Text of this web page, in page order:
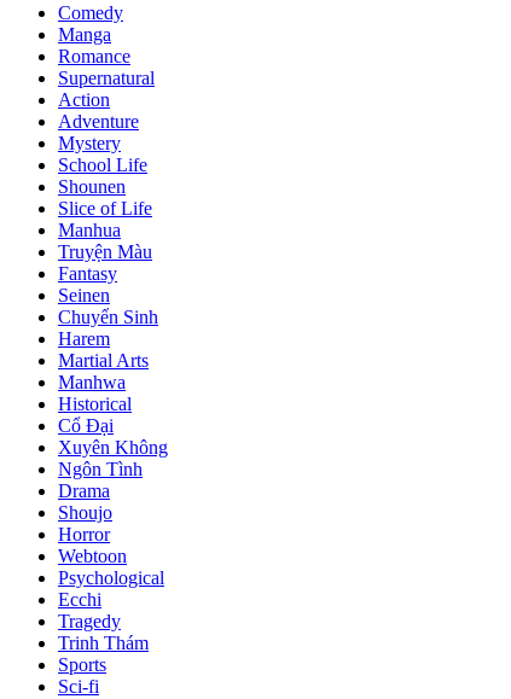
Comedy
Manga
Romance
Supernatural
Action
Adventure
Mystery
School Life
Shounen
Slice of Life
Manhua
Truyện Màu
Fantasy
Seinen
Chuyển Sinh
Harem
Martial Arts
Manhwa
Historical
Cổ Đại
Xuyên Không
Ngôn Tình
Drama
Shoujo
Horror
Webtoon
Psychological
Ecchi
Tragedy
Trinh Thám
Sports
Sci-fi